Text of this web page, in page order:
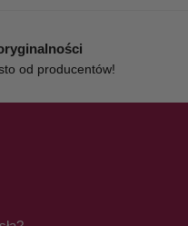
od producentów!